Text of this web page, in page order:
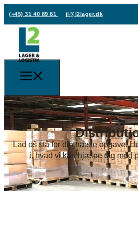
(+45) 31 40 89 81 jl@l2lager.dk
Lad os stå for din næste opgave.
i, hvad vi kan hjælpe dig med